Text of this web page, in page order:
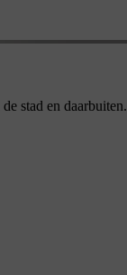
stad en daarbuiten.